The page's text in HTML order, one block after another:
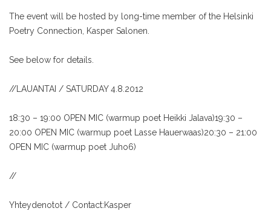
The event will be hosted by long-time member of the Helsinki
Poetry Connection, Kasper Salonen.
See below for details.
//LAUANTAI / SATURDAY 4.8.2012
18:30 – 19:00 OPEN MIC (warmup poet Heikki Jalava)19:30 –
20:00 OPEN MIC (warmup poet Lasse Hauerwaas)20:30 – 21:00
OPEN MIC (warmup poet Juho6)
//
Yhteydenotot / Contact:Kasper